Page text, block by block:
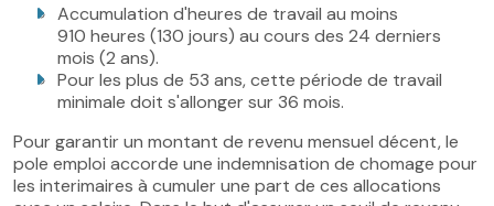
Accumulation d'heures de travail au moins
910 heures (130 jours) au cours des 24 derniers
mois (2 ans).
Pour les plus de 53 ans, cette période de travail
minimale doit s'allonger sur 36 mois.
Pour garantir un montant de revenu mensuel décent, le
pole emploi accorde une indemnisation de chomage pour
les interimaires à cumuler une part de ces allocations